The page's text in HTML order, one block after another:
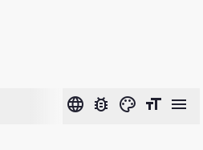
language bug_report color_lens format_size menu